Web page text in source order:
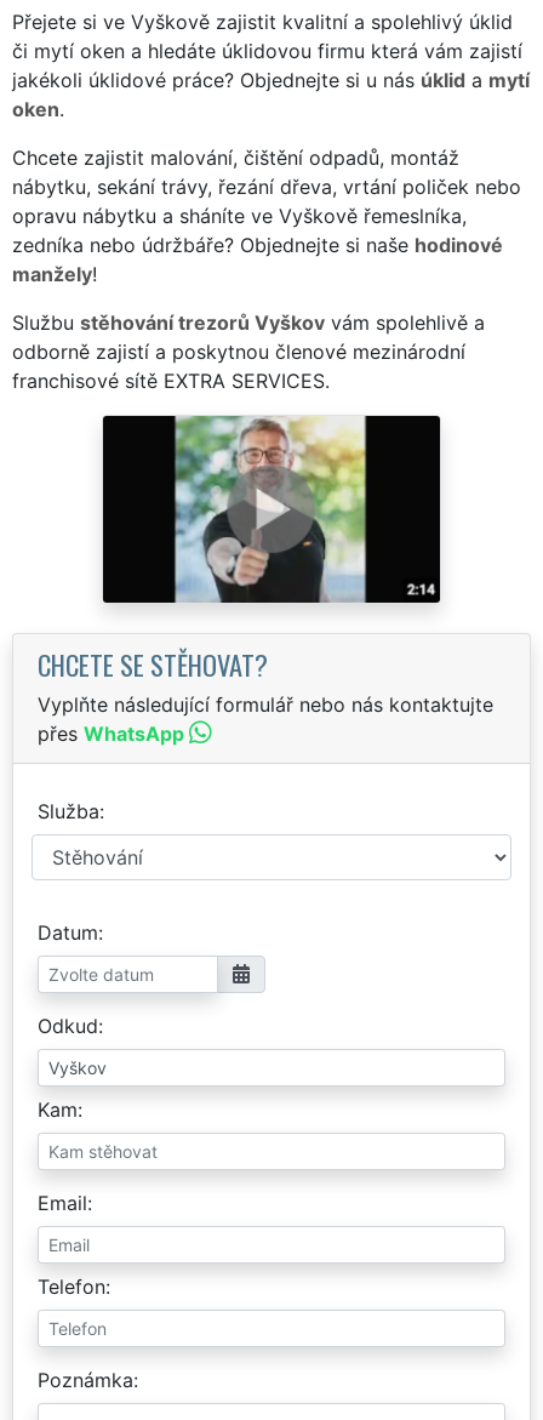
Přejete si ve Vyškově zajistit kvalitní a spolehlivý úklid
či mytí oken a hledáte úklidovou firmu která vám zajistí
jakékoli úklidové práce? Objednejte si u nás úklid a mytí
oken.
Chcete zajistit malování, čištění odpadů, montáž
nábytku, sekání trávy, řezání dřeva, vrtání poliček nebo
opravu nábytku a sháníte ve Vyškově řemeslníka,
zedníka nebo údržbáře? Objednejte si naše hodinové
manžely!
Službu stěhování trezorů Vyškov vám spolehlivě a
odborně zajistí a poskytnou členové mezinárodní
franchisové sítě EXTRA SERVICES.
CHCETE SE STĚHOVAT?
Vyplňte následující formulář nebo nás kontaktujte
přes WhatsApp
Služba
Datum
Odkud
Kam
Email
Telefon
Poznámka